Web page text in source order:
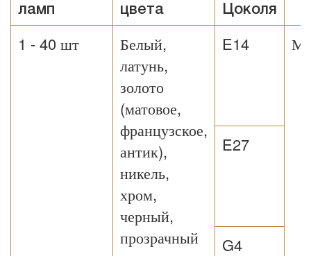
ламп
цвета
Цоколя
1 - 40 шт
Белый,
латунь,
золото
(матовое,
французское,
антик),
никель,
хром,
черный,
прозрачный
E14
E27
G4